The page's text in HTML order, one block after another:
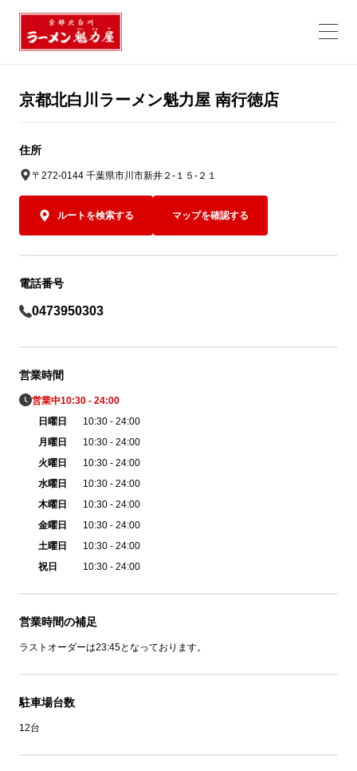
京都北白川ラーメン魁力屋 南行徳店
住所
〒272-0144 千葉県市川市新井２-１５-２１
ルートを検索する マップを確認する
電話番号
0473950303
営業時間
営業中10:30 - 24:00
日曜日
10:30 - 24:00
月曜日
10:30 - 24:00
火曜日
10:30 - 24:00
水曜日
10:30 - 24:00
木曜日
10:30 - 24:00
金曜日
10:30 - 24:00
土曜日
10:30 - 24:00
祝日
10:30 - 24:00
営業時間の補足
ラストオーダーは23:45となっております。
駐車場台数
12台